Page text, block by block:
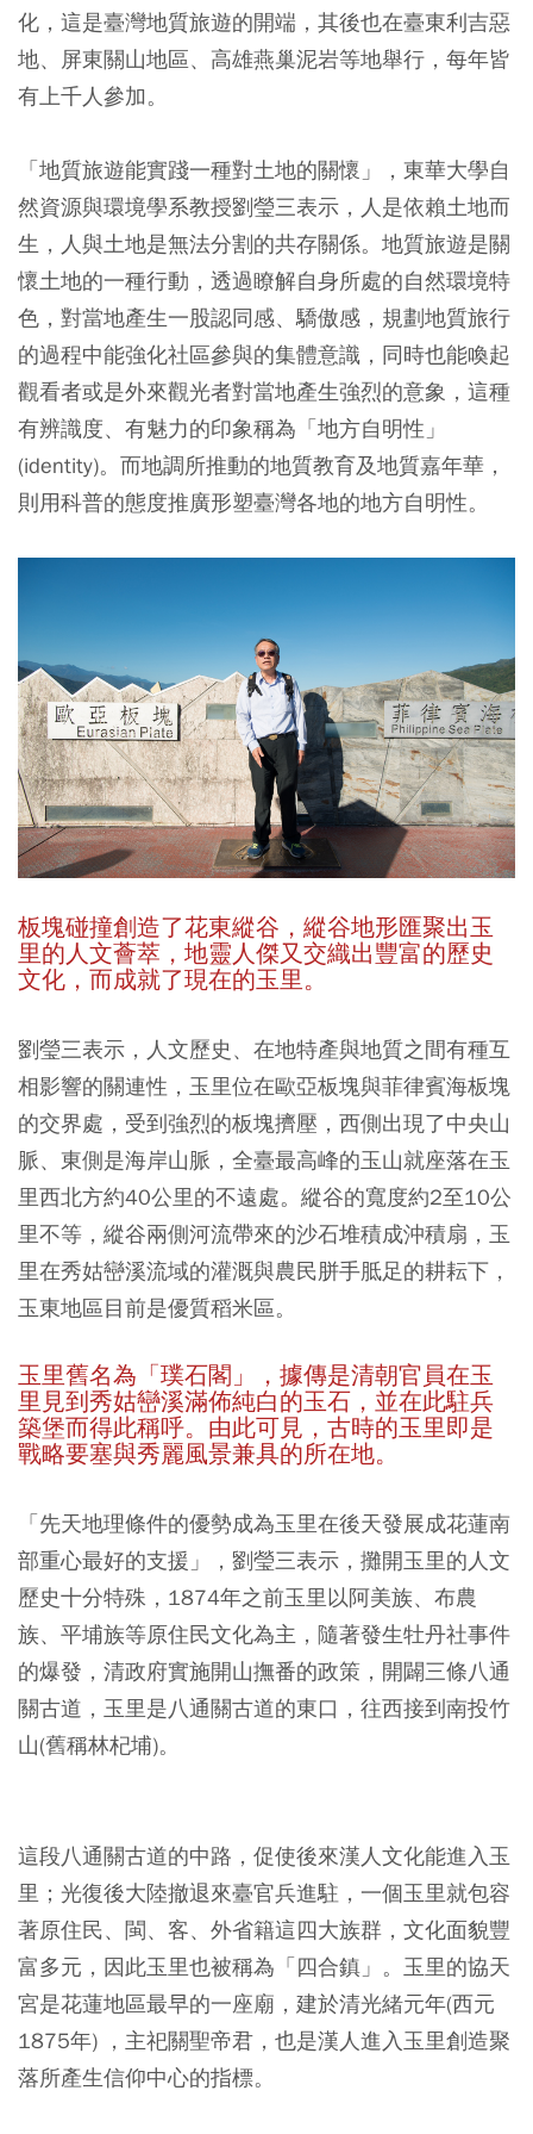
化，這是臺灣地質旅遊的開端，其後也在臺東利吉惡
地、屏東關山地區、高雄燕巢泥岩等地舉行，每年皆
有上千人參加。
「地質旅遊能實踐一種對土地的關懷」，東華大學自
然資源與環境學系教授劉瑩三表示，人是依賴土地而
生，人與土地是無法分割的共存關係。地質旅遊是關
懷土地的一種行動，透過瞭解自身所處的自然環境特
色，對當地產生一股認同感、驕傲感，規劃地質旅行
的過程中能強化社區參與的集體意識，同時也能喚起
觀看者或是外來觀光者對當地產生強烈的意象，這種
有辨識度、有魅力的印象稱為「地方自明性」
(identity)。而地調所推動的地質教育及地質嘉年華，
則用科普的態度推廣形塑臺灣各地的地方自明性。
板塊碰撞創造了花東縱谷，縱谷地形匯聚出玉
里的人文薈萃，地靈人傑又交織出豐富的歷史
文化，而成就了現在的玉里。
劉瑩三表示，人文歷史、在地特產與地質之間有種互
相影響的關連性，玉里位在歐亞板塊與菲律賓海板塊
的交界處，受到強烈的板塊擠壓，西側出現了中央山
脈、東側是海岸山脈，全臺最高峰的玉山就座落在玉
里西北方約40公里的不遠處。縱谷的寬度約2至10公
里不等，縱谷兩側河流帶來的沙石堆積成沖積扇，玉
里在秀姑巒溪流域的灌溉與農民胼手胝足的耕耘下，
玉東地區目前是優質稻米區。
玉里舊名為「璞石閣」，據傳是清朝官員在玉
里見到秀姑巒溪滿佈純白的玉石，並在此駐兵
築堡而得此稱呼。由此可見，古時的玉里即是
戰略要塞與秀麗風景兼具的所在地。
「先天地理條件的優勢成為玉里在後天發展成花蓮南
部重心最好的支援」，劉瑩三表示，攤開玉里的人文
歷史十分特殊，1874年之前玉里以阿美族、布農
族、平埔族等原住民文化為主，隨著發生牡丹社事件
的爆發，清政府實施開山撫番的政策，開闢三條八通
關古道，玉里是八通關古道的東口，往西接到南投竹
山(舊稱林杞埔)。
這段八通關古道的中路，促使後來漢人文化能進入玉
里；光復後大陸撤退來臺官兵進駐，一個玉里就包容
著原住民、閩、客、外省籍這四大族群，文化面貌豐
富多元，因此玉里也被稱為「四合鎮」。玉里的協天
宮是花蓮地區最早的一座廟，建於清光緒元年(西元
1875年) ，主祀關聖帝君，也是漢人進入玉里創造聚
落所產生信仰中心的指標。